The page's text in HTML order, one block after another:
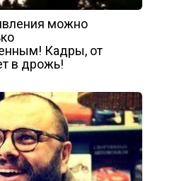
можно
Кадры, от
в дрожь!